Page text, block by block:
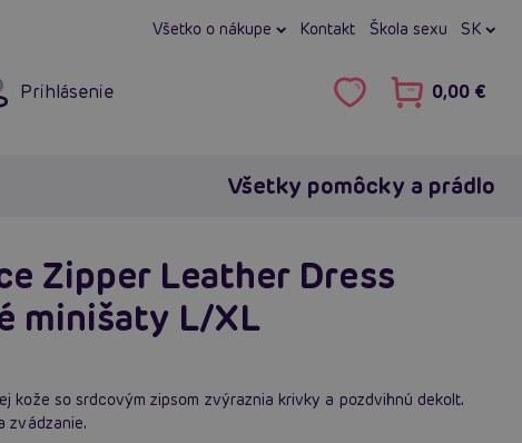
Všetko o nákupe Kontakt Škola sexu SK
Prihlásenie 0,00 €
Všetky pomôcky a prádlo
Zipper Leather Dress
minišaty L/XL
kože so srdcovým zipsom zvýraznia krivky a pozdvihnú dekolt.
zvádzanie.